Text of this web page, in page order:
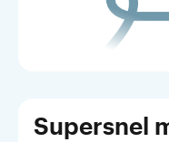
Supersnel